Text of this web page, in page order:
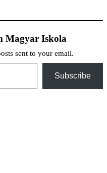
Magyar Iskola
sent to your email.
Subscribe